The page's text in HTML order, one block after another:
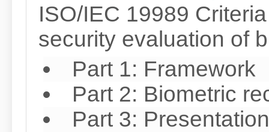
ISO/IEC 19989
security evaluation of
Part 1: Framework
Part 2: Biometric
Part 3: